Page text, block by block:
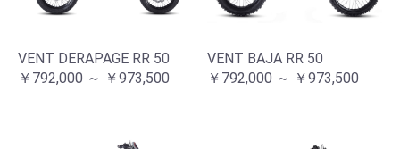
VENT DERAPAGE RR 50
￥792,000 ～ ￥973,500
VENT BAJA RR 50
￥792,000 ～ ￥973,500